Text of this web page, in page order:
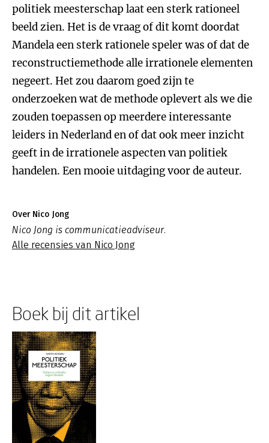
politiek meesterschap laat een sterk rationeel
beeld zien. Het is de vraag of dit komt doordat
Mandela een sterk rationele speler was of dat de
reconstructiemethode alle irrationele elementen
negeert. Het zou daarom goed zijn te
onderzoeken wat de methode oplevert als we die
zouden toepassen op meerdere interessante
leiders in Nederland en of dat ook meer inzicht
geeft in de irrationele aspecten van politiek
handelen. Een mooie uitdaging voor de auteur.
Over Nico Jong
Nico Jong is communicatieadviseur.
Alle recensies van Nico Jong
Boek bij dit artikel